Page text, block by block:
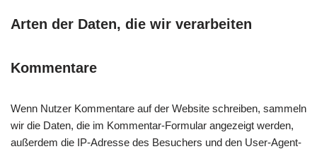
Arten der Daten, die wir verarbeiten
Kommentare
Wenn Nutzer Kommentare auf der Website schreiben, sammeln
wir die Daten, die im Kommentar-Formular angezeigt werden,
außerdem die IP-Adresse des Besuchers und den User-Agent-